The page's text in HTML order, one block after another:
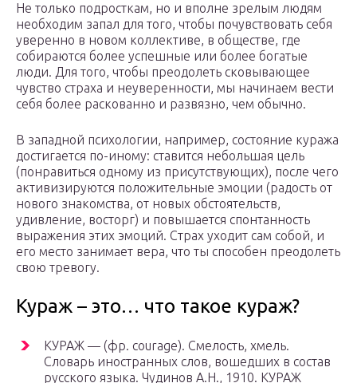
Не только подросткам, но и вполне зрелым людям
необходим запал для того, чтобы почувствовать себя
уверенно в новом коллективе, в обществе, где
собираются более успешные или более богатые
люди. Для того, чтобы преодолеть сковывающее
чувство страха и неуверенности, мы начинаем вести
себя более раскованно и развязно, чем обычно.
В западной психологии, например, состояние куража
достигается по-иному: ставится небольшая цель
(понравиться одному из присутствующих), после чего
активизируются положительные эмоции (радость от
нового знакомства, от новых обстоятельств,
удивление, восторг) и повышается спонтанность
выражения этих эмоций. Страх уходит сам собой, и
его место занимает вера, что ты способен преодолеть
свою тревогу.
Кураж – это… что такое кураж?
КУРАЖ — (фр. courage). Смелость, хмель.
Словарь иностранных слов, вошедших в состав
русского языка. Чудинов А.Н., 1910. КУРАЖ